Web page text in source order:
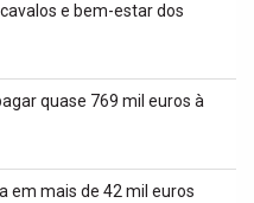
e bem-estar dos
quase 769 mil euros à
em mais de 42 mil euros